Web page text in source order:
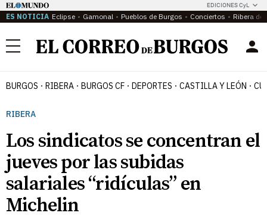
EDICIONES CyL
ES NOTICIA Eclipse Gamonal Pueblos de Burgos Conciertos Ribera del
Menú
BURGOS RIBERA BURGOS CF DEPORTES CASTILLA Y LEÓN
RIBERA
Los sindicatos se concentran el
jueves por las subidas
salariales “ridículas” en
Michelin